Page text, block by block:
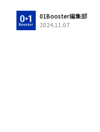
01Booster編集部
2024.11.07